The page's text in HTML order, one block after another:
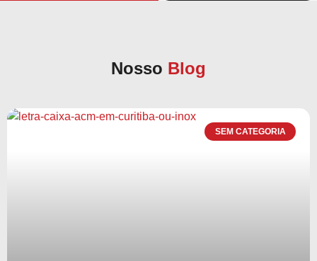
Nosso Blog
SEM CATEGORIA